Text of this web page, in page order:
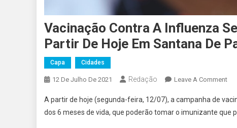
Vacinação Contra A Influenza
Partir De Hoje Em Santana De
Capa Cidades
12 De Julho De 2021 Redação Leave A CommentOn
A
A partir de hoje (segunda-feira, 12/07), a campanha de
dos 6 meses de vida, que poderão tomar o imunizante que